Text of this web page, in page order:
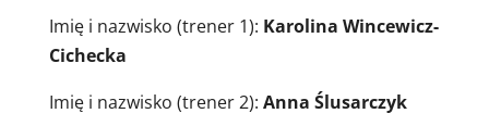
Imię i nazwisko (trener 1): Karolina Wincewicz-
Cichecka
Imię i nazwisko (trener 2): Anna Ślusarczyk